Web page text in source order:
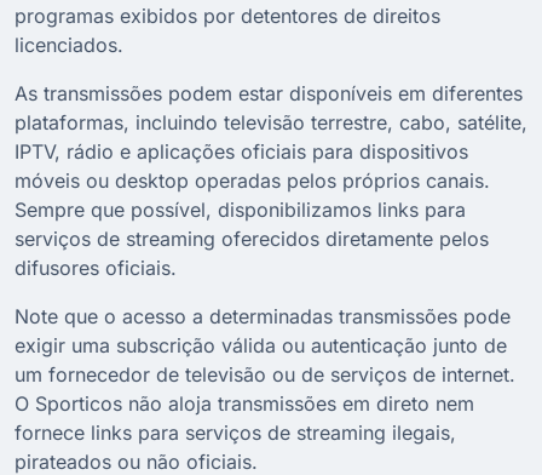
programas exibidos por detentores de direitos
licenciados.
As transmissões podem estar disponíveis em diferentes
plataformas, incluindo televisão terrestre, cabo, satélite,
IPTV, rádio e aplicações oficiais para dispositivos
móveis ou desktop operadas pelos próprios canais.
Sempre que possível, disponibilizamos links para
serviços de streaming oferecidos diretamente pelos
difusores oficiais.
Note que o acesso a determinadas transmissões pode
exigir uma subscrição válida ou autenticação junto de
um fornecedor de televisão ou de serviços de internet.
O Sporticos não aloja transmissões em direto nem
fornece links para serviços de streaming ilegais,
pirateados ou não oficiais.